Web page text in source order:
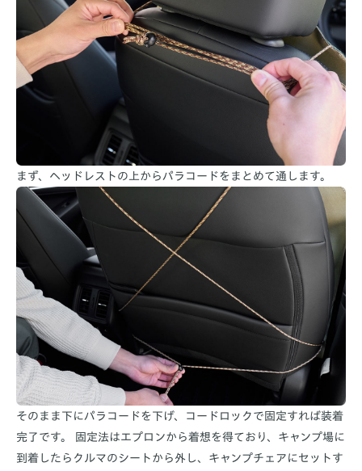
まず、ヘッドレストの上からパラコードをまとめて通します。
そのまま下にパラコードを下げ、コードロックで固定すれば装着
完了です。 固定法はエプロンから着想を得ており、キャンプ場に
到着したらクルマのシートから外し、キャンプチェアにセットす